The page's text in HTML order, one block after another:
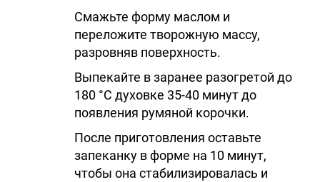
Смажьте форму маслом и
переложите творожную массу,
разровняв поверхность.
Выпекайте в заранее разогретой до
180 °C духовке 35-40 минут до
появления румяной корочки.
После приготовления оставьте
запеканку в форме на 10 минут,
чтобы она стабилизировалась и